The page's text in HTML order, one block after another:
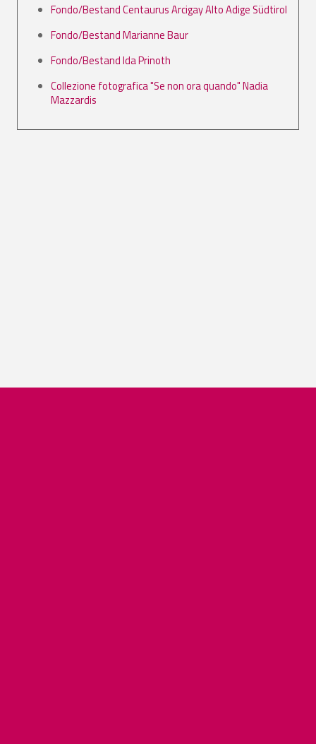
Fondo/Bestand Centaurus Arcigay Alto Adige Südtirol
Fondo/Bestand Marianne Baur
Fondo/Bestand Ida Prinoth
Collezione fotografica "Se non ora quando" Nadia
Mazzardis